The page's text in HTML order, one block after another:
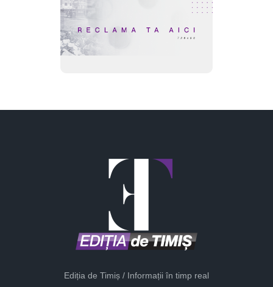
Ediția de Timiș / Informații în timp real